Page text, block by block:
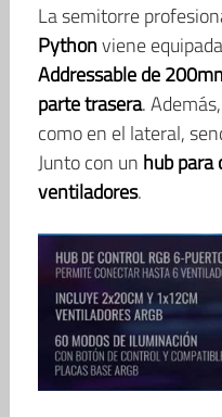
La semitorre
Pythonviene
Addressable de
parte trasera.
como en el lateral,
Junto con un hub para
ventiladores.